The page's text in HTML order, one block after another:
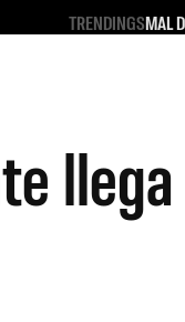
TRENDINGSMAL